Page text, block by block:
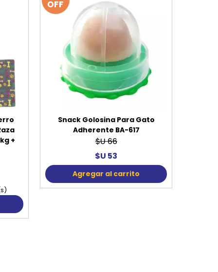
+
OFF
Snack Golosina Para Gato
Adherente BA-617
$U 66
$U 53
Agregar al carrito